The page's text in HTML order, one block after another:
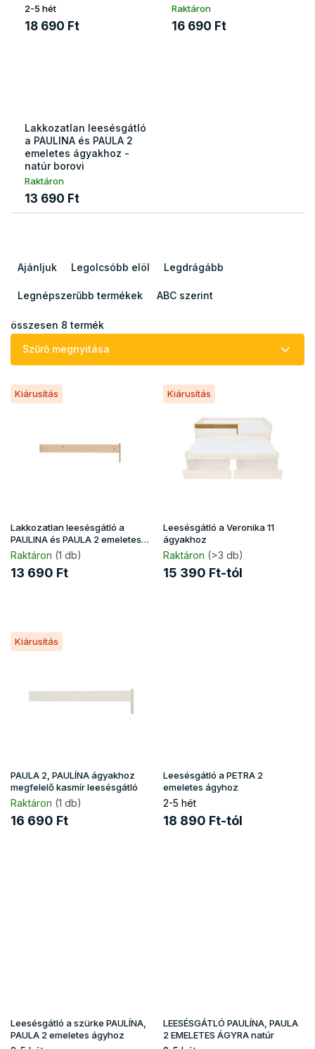
2-5 hét
18 690 Ft
Raktáron
16 690 Ft
Lakkozatlan leesésgátló
a PAULINA és PAULA 2
emeletes ágyakhoz -
natúr borovi
Raktáron
13 690 Ft
e
m
k
e
n
Ajánljuk Legolcsóbb elöl Legdrágább
Legnépszerűbb termékek ABC szerint
összesen 8 termék
Szűrő megnyitása
T
e
i
s
t
á
Kiárusítás
Lakkozatlan leesésgátló a
PAULINA és PAULA 2 emeletes
ágyakhoz - natúr borovi
Raktáron (1 db)
13 690 Ft
Kiárusítás
Leesésgátló a Veronika 11
ágyakhoz
Raktáron (>3 db)
15 390 Ft-tól
Kiárusítás
PAULA 2, PAULÍNA ágyakhoz
megfelelő kasmír leesésgátló
Raktáron (1 db)
16 690 Ft
Leesésgátló a PETRA 2
emeletes ágyhoz
2-5 hét
18 890 Ft-tól
Leesésgátló a szürke PAULÍNA,
PAULA 2 emeletes ágyhoz
LEESÉSGÁTLÓ PAULÍNA, PAULA
2 EMELETES ÁGYRA natúr